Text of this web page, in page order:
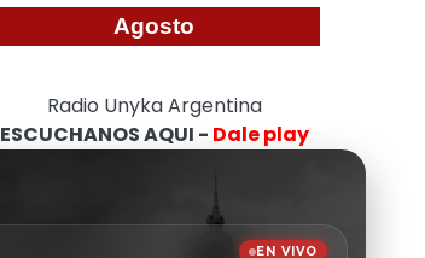
Agosto
Radio Unyka Argentina
ESCUCHANOS AQUI - Dale play